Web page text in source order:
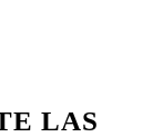
LAS